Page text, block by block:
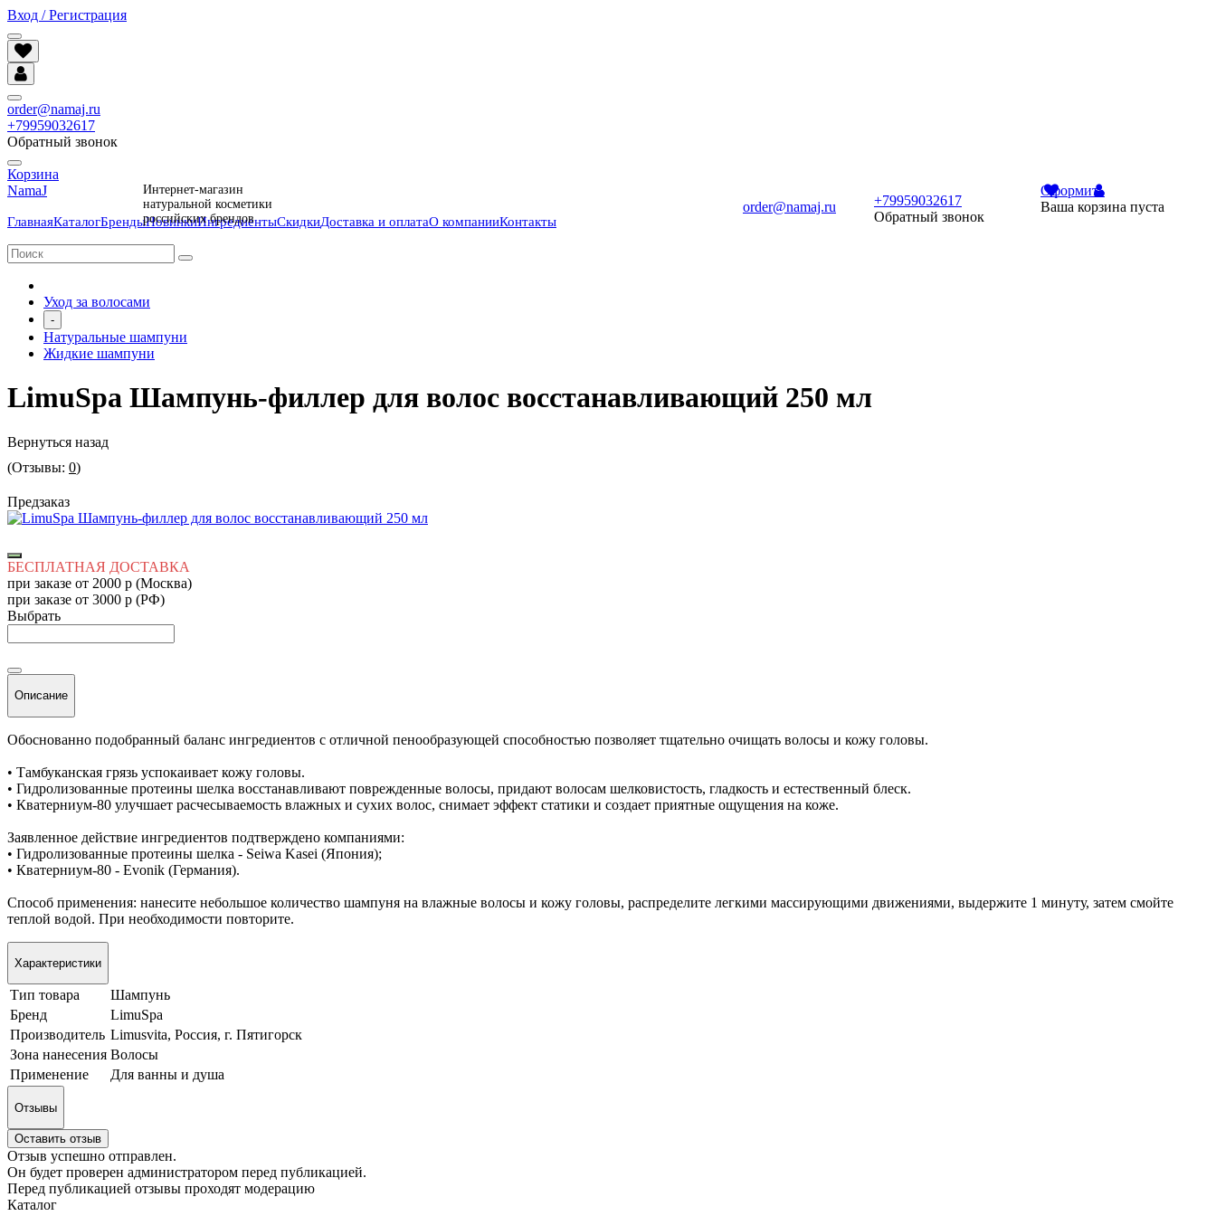
Вход / Регистрация
order@namaj.ru
+79959032617
Обратный звонок
Корзина
NamaJ
Интернет-магазин
натуральной косметики
российских брендов
order@namaj.ru
+79959032617
Обратный звонок
Оформить
Ваша корзина пуста
ГлавнаяКаталогБрендыНовинкиИнгредиентыСкидкиДоставка и оплатаО компанииКонтакты
Уход за волосами
-
Натуральные шампуни
Жидкие шампуни
LimuSpa Шампунь-филлер для волос восстанавливающий 250 мл
Вернуться назад
(Отзывы: 0)
Предзаказ
БЕСПЛАТНАЯ ДОСТАВКА
при заказе от 2000 р (Москва)
при заказе от 3000 р (РФ)
Выбрать
Описание
Обоснованно подобранный баланс ингредиентов с отличной пенообразующей способностью позволяет тщательно очищать волосы и кожу головы.
• Тамбуканская грязь успокаивает кожу головы.
• Гидролизованные протеины шелка восстанавливают поврежденные волосы, придают волосам шелковистость, гладкость и естественный блеск.
• Кватерниум-80 улучшает расчесываемость влажных и сухих волос, снимает эффект статики и создает приятные ощущения на коже.
Заявленное действие ингредиентов подтверждено компаниями:
• Гидролизованные протеины шелка - Seiwa Kasei (Япония);
• Кватерниум-80 - Evonik (Германия).
Способ применения: нанесите небольшое количество шампуня на влажные волосы и кожу головы, распределите легкими массирующими движениями, выдержите 1 минуту, затем смойте
теплой водой. При необходимости повторите.
Характеристики
Тип товара
Шампунь
Бренд
LimuSpa
Производитель Limusvita, Россия, г. Пятигорск
Зона нанесения Волосы
Применение
Для ванны и душа
Отзывы
Оставить отзыв
Отзыв успешно отправлен.
Он будет проверен администратором перед публикацией.
Перед публикацией отзывы проходят модерацию
Каталог